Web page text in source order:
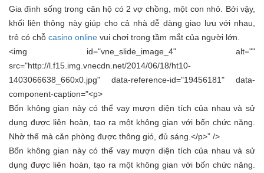
Gia đình sống trong căn hộ có 2 vợ chồng, một con nhỏ. Bởi vậy,
khối liên thông này giúp cho cả nhà dễ dàng giao lưu với nhau,
trẻ có chỗ casino online vui chơi trong tầm mắt của người lớn.
<img id="vne_slide_image_4" alt=""
src="http://l.f15.img.vnecdn.net/2014/06/18/ht10-
1403066638_660x0.jpg" data-reference-id="19456181" data-
component-caption="<p>
Bốn không gian này có thể vay mượn diện tích của nhau và sử
dụng được liên hoàn, tạo ra một không gian với bốn chức năng.
Nhờ thế mà căn phòng được thông gió, đủ sáng.</p>” />
Bốn không gian này có thể vay mượn diện tích của nhau và sử
dụng được liên hoàn, tạo ra một không gian với bốn chức năng.